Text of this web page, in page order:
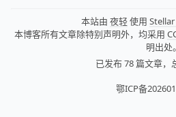
本站由 夜轻使用 Stellar
本博客所有文章除特别声明外，均采用
明出处。
已发布 78 篇文章，
鄂ICP备